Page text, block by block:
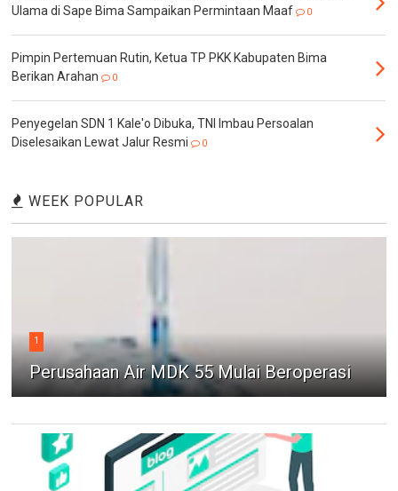
Ulama di Sape Bima Sampaikan Permintaan Maaf
0
Pimpin Pertemuan Rutin, Ketua TP PKK Kabupaten Bima
Berikan Arahan
0
Penyegelan SDN 1 Kale'o Dibuka, TNI Imbau Persoalan
Diselesaikan Lewat Jalur Resmi
0
WEEK POPULAR
1
Perusahaan Air MDK 55 Mulai Beroperasi